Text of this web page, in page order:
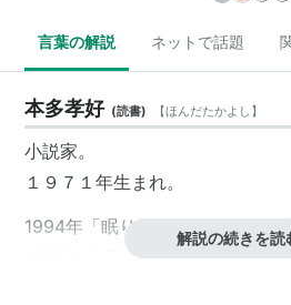
言葉の解説 ネットで話題
本多孝好 (読書) 【ほんだたかよし 】
小説家。
１９７１年生まれ。
1994年「眠りの海」で第１６回
1999年「眠りの海」を収録した
解説の続きを読